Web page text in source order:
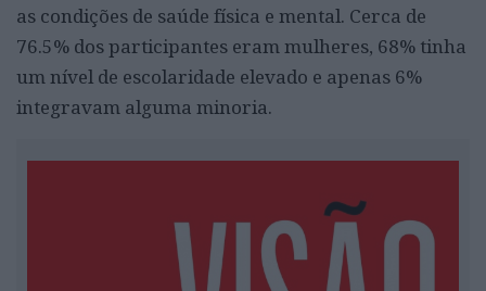
as condições de saúde física e mental. Cerca de
76.5% dos participantes eram mulheres, 68% tinha
um nível de escolaridade elevado e apenas 6%
integravam alguma minoria.